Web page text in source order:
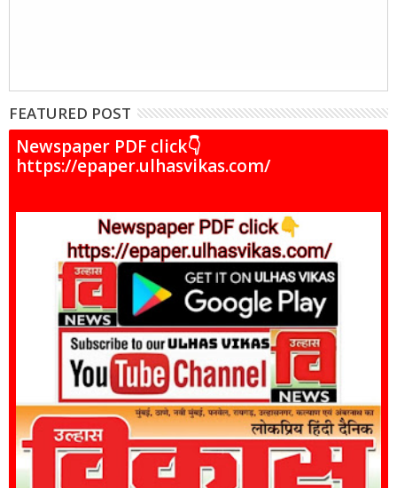
FEATURED POST
Newspaper PDF click👇
https://epaper.ulhasvikas.com/